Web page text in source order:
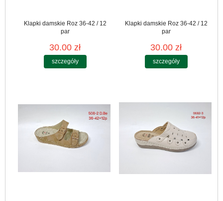
Klapki damskie Roz 36-42 / 12
par
30.00 zł
szczegóły
Klapki damskie Roz 36-42 / 12
par
30.00 zł
szczegóły